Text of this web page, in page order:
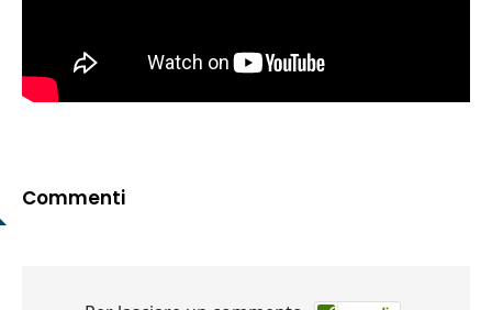
Commenti